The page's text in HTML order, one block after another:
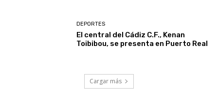
DEPORTES
El central del Cádiz C.F., Kenan
Toibibou, se presenta en Puerto Real
Cargar más